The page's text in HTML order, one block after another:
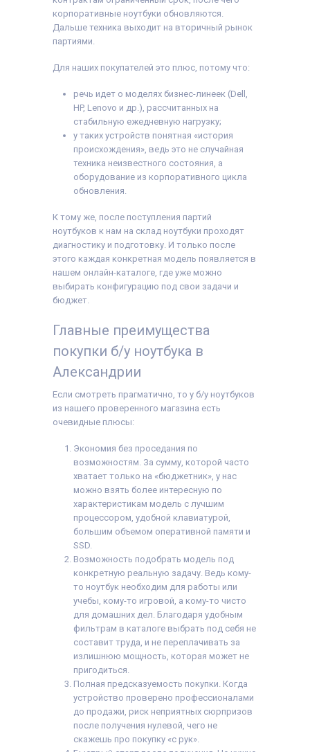
корпоративные ноутбуки обновляются.
Дальше техника выходит на вторичный рынок
партиями.
Для наших покупателей это плюс, потому что:
речь идет о моделях бизнес-линеек (Dell,
HP, Lenovo и др.), рассчитанных на
стабильную ежедневную нагрузку;
у таких устройств понятная «история
происхождения», ведь это не случайная
техника неизвестного состояния, а
оборудование из корпоративного цикла
обновления.
К тому же, после поступления партий
ноутбуков к нам на склад ноутбуки проходят
диагностику и подготовку. И только после
этого каждая конкретная модель появляется в
нашем онлайн-каталоге, где уже можно
выбирать конфигурацию под свои задачи и
бюджет.
Главные преимущества
покупки б/у ноутбука в
Александрии
Если смотреть прагматично, то у б/у ноутбуков
из нашего проверенного магазина есть
очевидные плюсы:
Экономия без проседания по
возможностям. За сумму, которой часто
хватает только на «бюджетник», у нас
можно взять более интересную по
характеристикам модель с лучшим
процессором, удобной клавиатурой,
большим объемом оперативной памяти и
SSD.
Возможность подобрать модель под
конкретную реальную задачу. Ведь кому-
то ноутбук необходим для работы или
учебы, кому-то игровой, а кому-то чисто
для домашних дел. Благодаря удобным
фильтрам в каталоге выбрать под себя не
составит труда, и не переплачивать за
излишнюю мощность, которая может не
пригодиться.
Полная предсказуемость покупки. Когда
устройство проверено профессионалами
до продажи, риск неприятных сюрпризов
после получения нулевой, чего не
скажешь про покупку «с рук».